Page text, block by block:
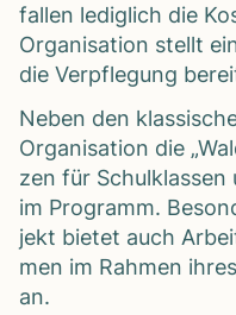
fal­len ledig­lich die
Orga­ni­sa­tion stellt
die Ver­pfle­gung
Neben den
Orga­ni­sa­tion die
zen für Schul­klas­sen
im Pro­gramm.
jekt bie­tet auch
men im Rah­men
an.